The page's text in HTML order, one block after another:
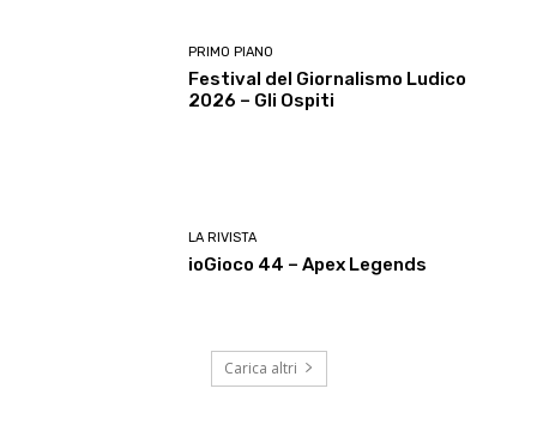
PRIMO PIANO
Festival del Giornalismo Ludico
2026 – Gli Ospiti
LA RIVISTA
ioGioco 44 – Apex Legends
Carica altri